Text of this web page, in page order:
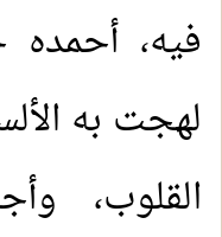
فيه،
لهجت به
القلوب،